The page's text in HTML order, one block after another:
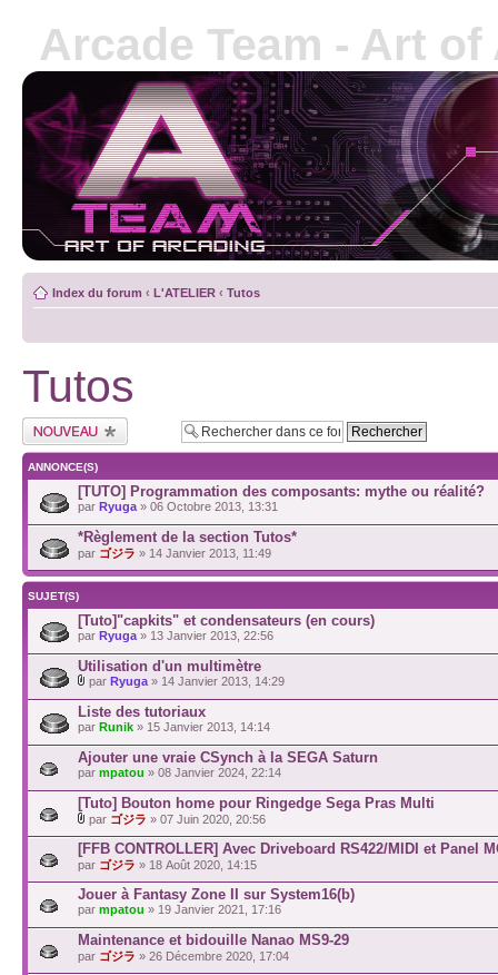
Arcade Team - Art
Index du forum ‹ L'ATELIER ‹ Tutos
Tutos
ANNONCE(S)
[TUTO] Programmation des composants: mythe ou réalité?
par Ryuga » 06 Octobre 2013, 13:31
*Règlement de la section Tutos*
par ゴジラ » 14 Janvier 2013, 11:49
SUJET(S)
[Tuto]"capkits" et condensateurs (en cours)
par Ryuga » 13 Janvier 2013, 22:56
Utilisation d'un multimètre
par Ryuga » 14 Janvier 2013, 14:29
Liste des tutoriaux
par Runik » 15 Janvier 2013, 14:14
Ajouter une vraie CSynch à la SEGA Saturn
par mpatou » 08 Janvier 2024, 22:14
[Tuto] Bouton home pour Ringedge Sega Pras Multi
par ゴジラ » 07 Juin 2020, 20:56
[FFB CONTROLLER] Avec Driveboard RS422/MIDI et Panel
par ゴジラ » 18 Août 2020, 14:15
Jouer à Fantasy Zone II sur System16(b)
par mpatou » 19 Janvier 2021, 17:16
Maintenance et bidouille Nanao MS9-29
par ゴジラ » 26 Décembre 2020, 17:04